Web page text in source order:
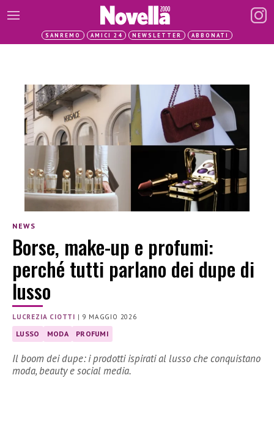
SANREMO AMICI 24 NEWSLETTER ABBONATI
NEWS
Borse, make-up e profumi:
perché tutti parlano dei dupe di
lusso
LUCREZIA CIOTTI | 9 MAGGIO 2026
LUSSO MODA PROFUMI
Il boom dei dupe: i prodotti ispirati al lusso che conquistano
moda, beauty e social media.